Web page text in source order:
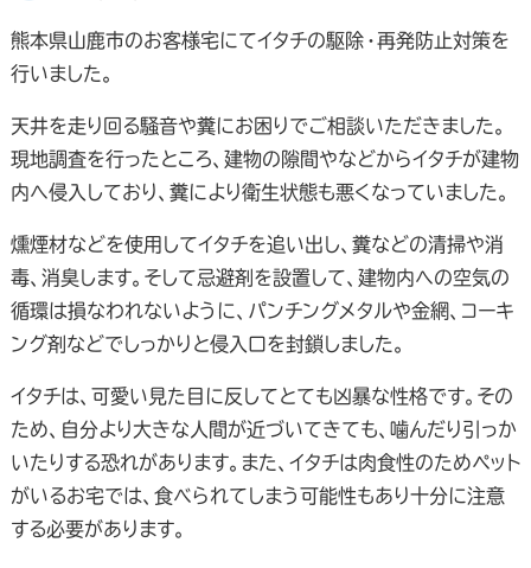
熊本県山鹿市のお客様宅にてイタチの駆除・再発防止対策を
行いました。
天井を走り回る騒音や糞にお困りでご相談いただきました。
現地調査を行ったところ、建物の隙間やなどからイタチが建物
内へ侵入しており、糞により衛生状態も悪くなっていました。
燻煙材などを使用してイタチを追い出し、糞などの清掃や消
毒、消臭します。そして忌避剤を設置して、建物内への空気の
循環は損なわれないように、パンチングメタルや金網、コーキ
ング剤などでしっかりと侵入口を封鎖しました。
イタチは、可愛い見た目に反してとても凶暴な性格です。その
ため、自分より大きな人間が近づいてきても、噛んだり引っか
いたりする恐れがあります。また、イタチは肉食性のためペット
がいるお宅では、食べられてしまう可能性もあり十分に注意
する必要があります。